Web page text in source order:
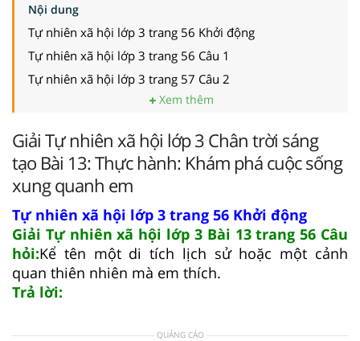
Nội dung
Tự nhiên xã hội lớp 3 trang 56 Khởi động
Tự nhiên xã hội lớp 3 trang 56 Câu 1
Tự nhiên xã hội lớp 3 trang 57 Câu 2
Xem thêm
Giải Tự nhiên xã hội lớp 3 Chân trời sáng
tạo Bài 13: Thực hành: Khám phá cuộc sống
xung quanh em
Tự nhiên xã hội lớp 3 trang 56 Khởi động
Giải Tự nhiên xã hội lớp 3 Bài 13 trang 56 Câu
hỏi:Kể tên một di tích lịch sử hoặc một cảnh
quan thiên nhiên mà em thích.
Trả lời:
QUẢNG CÁO